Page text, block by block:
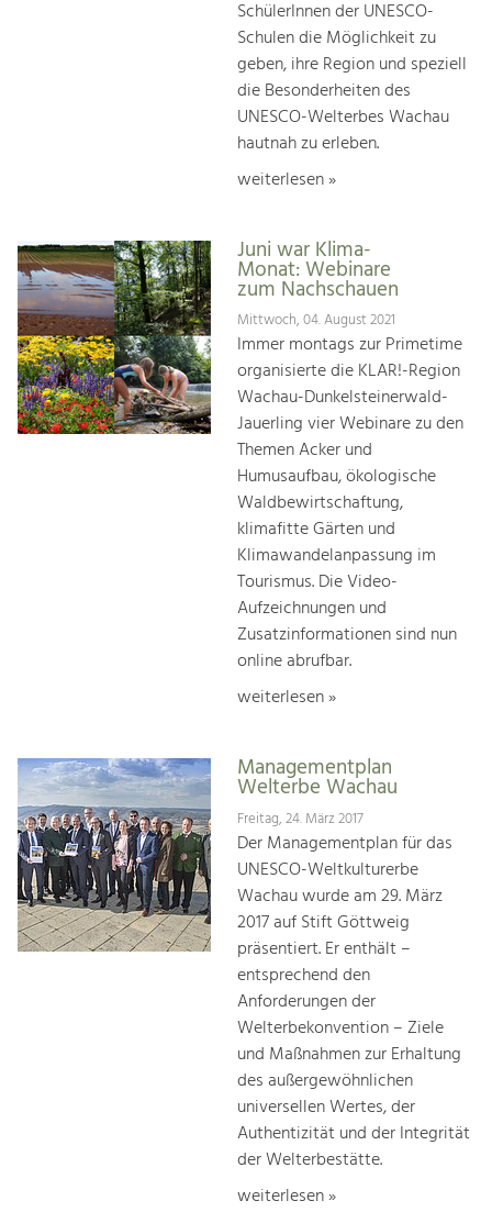
SchülerInnen der UNESCO-
Schulen die Möglichkeit zu
geben, ihre Region und speziell
die Besonderheiten des
UNESCO-Welterbes Wachau
hautnah zu erleben.
weiterlesen »
Juni war Klima-
Monat: Webinare
zum Nachschauen
Mittwoch, 04. August 2021
Immer montags zur Primetime
organisierte die KLAR!-Region
Wachau-Dunkelsteinerwald-
Jauerling vier Webinare zu den
Themen Acker und
Humusaufbau, ökologische
Waldbewirtschaftung,
klimafitte Gärten und
Klimawandelanpassung im
Tourismus. Die Video-
Aufzeichnungen und
Zusatzinformationen sind nun
online abrufbar.
weiterlesen »
Managementplan
Welterbe Wachau
Freitag, 24. März 2017
Der Managementplan für das
UNESCO-Weltkulturerbe
Wachau wurde am 29. März
2017 auf Stift Göttweig
präsentiert. Er enthält –
entsprechend den
Anforderungen der
Welterbekonvention – Ziele
und Maßnahmen zur Erhaltung
des außergewöhnlichen
universellen Wertes, der
Authentizität und der Integrität
der Welterbestätte.
weiterlesen »